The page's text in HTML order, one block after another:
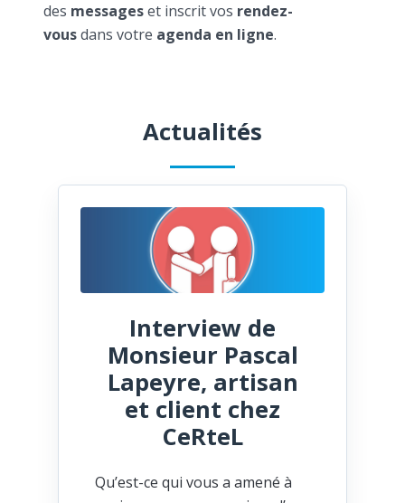
des messageset inscrit vos rendez-
vousdans votre agenda en ligne.
Actualités
Interview de
Monsieur Pascal
Lapeyre, artisan
et client chez
CeRteL
Qu’est-ce qui vous a amené à